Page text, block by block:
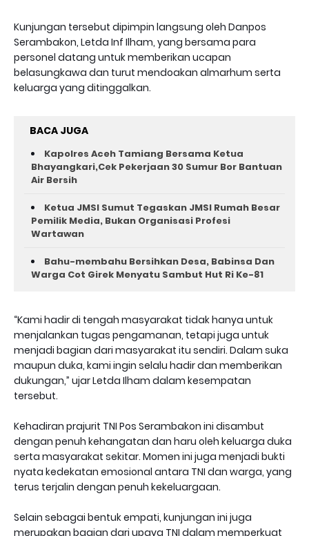
Kunjungan tersebut dipimpin langsung oleh Danpos
Serambakon, Letda Inf Ilham, yang bersama para
personel datang untuk memberikan ucapan
belasungkawa dan turut mendoakan almarhum serta
keluarga yang ditinggalkan.
BACA JUGA
Kapolres Aceh Tamiang Bersama Ketua
Bhayangkari,Cek Pekerjaan 30 Sumur Bor Bantuan
Air Bersih
Ketua JMSI Sumut Tegaskan JMSI Rumah Besar
Pemilik Media, Bukan Organisasi Profesi
Wartawan
Bahu-membahu Bersihkan Desa, Babinsa Dan
Warga Cot Girek Menyatu Sambut Hut Ri Ke-81 ‎
“Kami hadir di tengah masyarakat tidak hanya untuk
menjalankan tugas pengamanan, tetapi juga untuk
menjadi bagian dari masyarakat itu sendiri. Dalam suka
maupun duka, kami ingin selalu hadir dan memberikan
dukungan,” ujar Letda Ilham dalam kesempatan
tersebut.
Kehadiran prajurit TNI Pos Serambakon ini disambut
dengan penuh kehangatan dan haru oleh keluarga duka
serta masyarakat sekitar. Momen ini juga menjadi bukti
nyata kedekatan emosional antara TNI dan warga, yang
terus terjalin dengan penuh kekeluargaan.
Selain sebagai bentuk empati, kunjungan ini juga
merupakan bagian dari upaya TNI dalam memperkuat